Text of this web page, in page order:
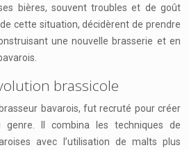
bières, souvent troubles et de goût
cette situation, décidèrent de prendre
une nouvelle brasserie et en
brassicole
bavarois, fut recruté pour créer
genre. Il combina les techniques de
avec l’utilisation de malts plus